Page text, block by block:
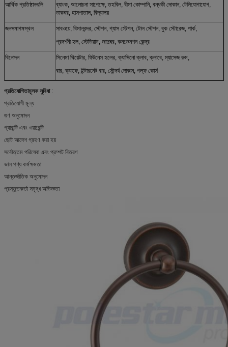
আর্থিক প্রতিষ্ঠানগুলি
ব্যাংক, আলোচনা সাপেক্ষে, তহবিল, বীমা কোম্পানি, বন্ধকী দোকান, টেলিযোগাযোগ,
ডাকঘর, হাসপাতাল, বিদ্যালয়
জনসমাগমস্থল
সাবওয়ে, বিমানবন্দর, স্টেশন, গ্যাস স্টেশন, টোল স্টেশন, বুক স্টোরেজ, পার্ক,
প্রদর্শনী হল, স্টেডিয়াম, জাদুঘর, কনভেনশন কেন্দ্র
বিনোদন
সিনেমা থিয়েটার, ফিটনেস হলের, ক্যাসিনো ক্লাব, ক্লাবে, ম্যাসেজ রুম,
বার, ক্যাফে, ইন্টারনেট বার, সৌন্দর্য দোকান, গল্ফ কোর্স
প্রতিযোগিতামূলক সুবিধা:
প্রতিযোগী মূল্য
গুণ অনুমোদন
গ্যারান্টি এবং ওয়ারেন্টি
ছোট আদেশ গ্রহণ করা হয়
সর্বোত্তম পরিষেবা এবং প্রম্পট বিতরণ
ভাল পণ্য কর্মক্ষমতা
আন্তর্জাতিক অনুমোদন
প্রস্তুতকর্তা সমৃদ্ধ অভিজ্ঞতা